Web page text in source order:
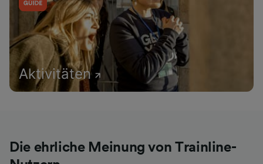
Aktivitäten
Die ehrliche Meinung von Trainline-